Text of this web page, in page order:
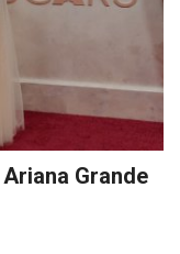
Grande